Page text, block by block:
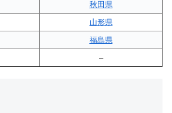
秋田県
山形県
福島県
–